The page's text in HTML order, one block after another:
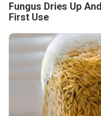
Fungus Dries Up
First Use